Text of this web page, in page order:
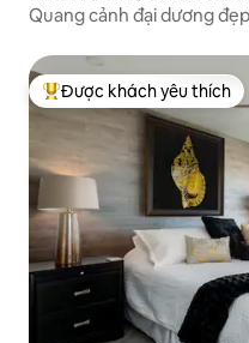
Quang cảnh đại dương
Được khách yêu thích
Được khách yêu thích